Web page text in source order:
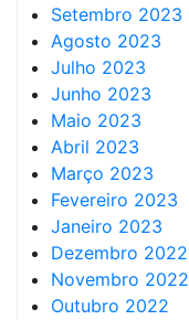
Setembro 2023
Agosto 2023
Julho 2023
Junho 2023
Maio 2023
Abril 2023
Março 2023
Fevereiro 2023
Janeiro 2023
Dezembro 2022
Novembro 2022
Outubro 2022